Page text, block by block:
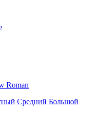
Roman
Средний Большой